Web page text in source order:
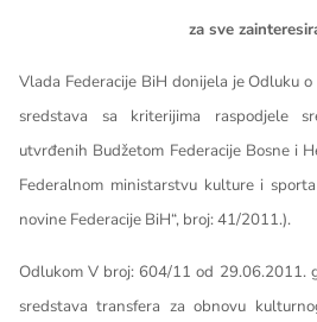
za sve
Vlada Federacije BiH donijela je Odluku
sredstava sa kriterijima raspodjele
utvrđenih Budžetom Federacije Bosne i
Federalnom ministarstvu kulture i
novine Federacije BiH“, broj: 41/2011.).
Odlukom V broj: 604/11 od 29.06.2011.
sredstava transfera za obnovu